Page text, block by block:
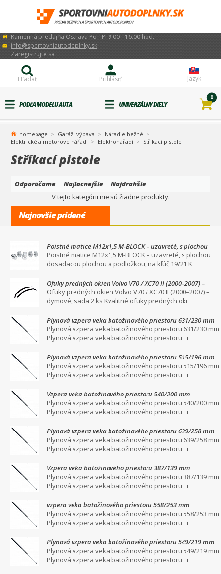
Kamenná predajňa Ostrava Po - Pi 9:00 - 16:00 hod.
info@sportovniautodoplnky.sk
Jazyk
Prihlásiť
Zaregistrujte sa
Hľadať
PODĽA MODELU AUTA UNIVERZÁLNY DIELY
0
homepage Garáž- výbava
Náradie bežné
Elektrické a motorové nářadí
Elektronářadí Stříkací pistole
Stříkací pistole
Odporúčame Najlacnejšie
Najdrahšie
V tejto kategórii nie sú žiadne produkty.
Najnovšie pridané
Poistné matice M12x1,5 M-BLOCK – uzavreté, s plochou
dosadacou plochou a podložkou, na kľúč 19/21
Poistné matice M12x1,5 M-BLOCK – uzavreté, s plochou
dosadacou plochou a podložkou, na kľúč 19/21 K
Ofuky predných okien Volvo V70 / XC70 II (2000–2007) –
dymové, sada 2 ks
Ofuky predných okien Volvo V70 / XC70 II (2000–2007) –
dymové, sada 2 ks Kvalitné ofuky predných oki
Plynová vzpera veka batožinového priestoru 631/230 mm
Plynová vzpera veka batožinového priestoru 631/230 mm
Plynová vzpera veka batožinového priestoru Ei
Plynová vzpera veka batožinového priestoru 515/196 mm
Plynová vzpera veka batožinového priestoru 515/196 mm
Plynová vzpera veka batožinového priestoru Ei
Vzpera veka batožinového priestoru 540/200 mm
Plynová vzpera veka batožinového priestoru 540/200 mm
Plynová vzpera veka batožinového priestoru Ei
Plynová vzpera veka batožinového priestoru 639/258 mm
Plynová vzpera veka batožinového priestoru 639/258 mm
Plynová vzpera veka batožinového priestoru Ei
Vzpera veka batožinového priestoru 387/139 mm
Plynová vzpera veka batožinového priestoru 387/139 mm
Plynová vzpera veka batožinového priestoru Ei
vzpera veka batožinového priestoru 558/253 mm
Plynová vzpera veka batožinového priestoru 558/253 mm
Plynová vzpera veka batožinového priestoru Ei
Plynová vzpera veka batožinového priestoru 549/219 mm
Plynová vzpera veka batožinového priestoru 549/219 mm
Plynová vzpera veka batožinového priestoru Ei